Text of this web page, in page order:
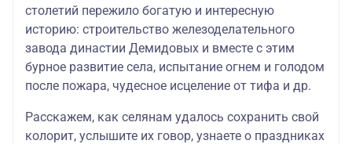
столетий пережило богатую и интересную
историю: строительство железоделательного
завода династии Демидовых и вместе с этим
бурное развитие села, испытание огнем и голодом
после пожара, чудесное исцеление от тифа и др.
Расскажем, как селянам удалось сохранить свой
колорит, услышите их говор, узнаете о праздниках